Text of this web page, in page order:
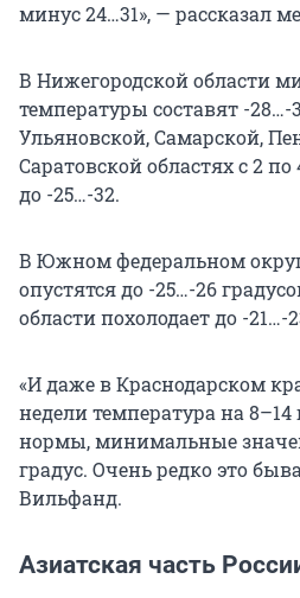
минус 24…31», — рассказал
В Нижегородской области
температуры составят -28…-
Ульяновской, Самарской,
Саратовской областях с 2
до -25…-32.
В Южном федеральном
опустятся до -25…-26
области похолодает до -21…-
«И даже в Краснодарском
недели температура на
нормы, минимальные
градус. Очень редко это
Вильфанд.
Азиатская часть